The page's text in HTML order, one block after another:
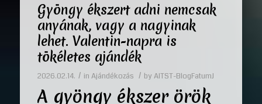
Gyöngy ékszert adni nemcsak
anyának, vagy a nagyinak
lehet. Valentin-napra is
tökéletes ajándék
2026.02.14. / in Ajándékozás / by AITST-BlogFatumJ
A gyöngy ékszer örök